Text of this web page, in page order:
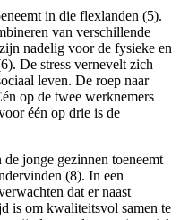
in die flexlanden (5).
van verschillende
nadelig voor de fysieke en
De stress vernevelt zich
leven. De roep naar
op de twee werknemers
één op drie is de
jonge gezinnen toeneemt
(8). In een
dat er naast
is om kwaliteitsvol samen te